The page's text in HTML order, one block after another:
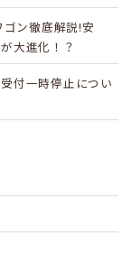
ゴン徹底解説!安
大進化！？
付一時停止につい